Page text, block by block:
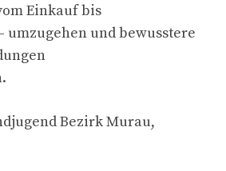
Einkauf bis
umzugehen und bewusstere
Bezirk Murau,